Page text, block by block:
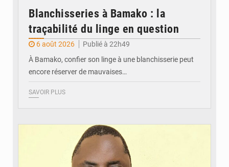
Blanchisseries à Bamako : la
traçabilité du linge en question
6 août 2026
Publié à 22h49
À Bamako, confier son linge à une blanchisserie peut
encore réserver de mauvaises…
SAVOIR PLUS